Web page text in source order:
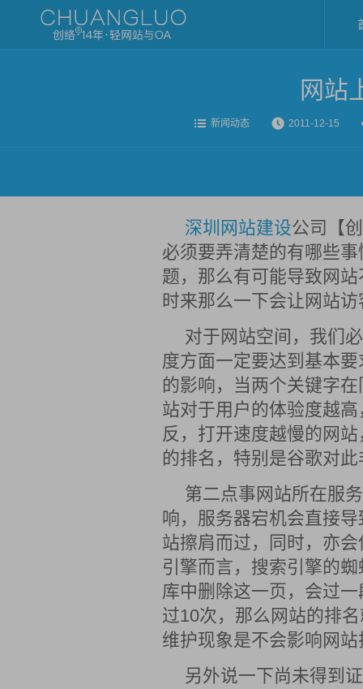
网站
新闻动态 2011-12-15
深圳网站建设公司【
必须要弄清楚的有哪些
题，那么有可能导致网
时来那么一下会让网站
对于网站空间，我们
度方面一定要达到基本
的影响，当两个关键字
站对于用户的体验度越
反，打开速度越慢的网
的排名，特别是谷歌对
第二点事网站所在服
响，服务器宕机会直接
站擦肩而过，同时，亦
引擎而言，搜索引擎的
库中删除这一页，会过
过10次，那么网站的排
维护现象是不会影响网
另外说一下尚未得到